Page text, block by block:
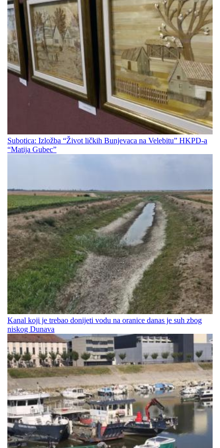
Subotica: Izložba “Život ličkih Bunjevaca na Velebitu” HKPD-a
“Matija Gubec”
Kanal koji je trebao donijeti vodu na oranice danas je suh zbog
niskog Dunava